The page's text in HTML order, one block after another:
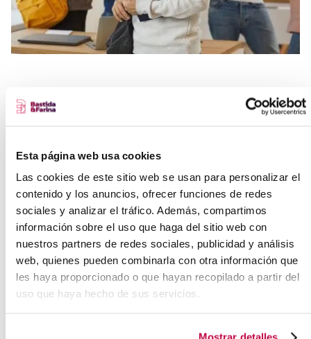
Esta página web usa cookies
Las cookies de este sitio web se usan para personalizar el
contenido y los anuncios, ofrecer funciones de redes
sociales y analizar el tráfico. Además, compartimos
información sobre el uso que haga del sitio web con
nuestros partners de redes sociales, publicidad y análisis
web, quienes pueden combinarla con otra información que
les haya proporcionado o que hayan recopilado a partir del
uso que haya hecho de sus servicios.
"LOS NEGOCIOS TIENEN DOS
FUNCIONES PRINCIPALES: LA
INNOVACIÓN Y EL MARKETING"
– PETER DRUCKER